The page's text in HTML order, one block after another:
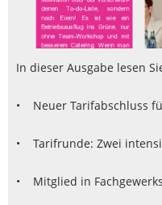
In dieser Ausgabe lesen
• Neuer Tarifabschluss
• Tarifrunde: Zwei
• Mitglied in